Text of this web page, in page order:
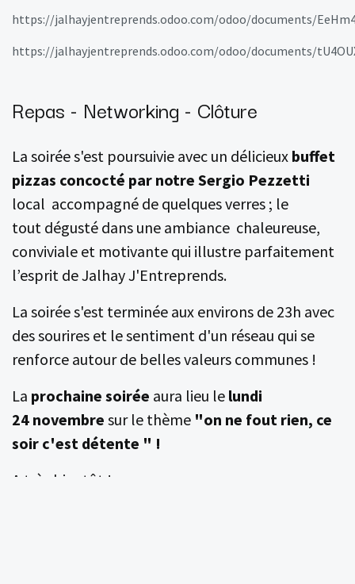
https://jalhayjentreprends.odoo.com/odoo/documents/
https://jalhayjentreprends.odoo.com/odoo/documents/
Repas - Networking - Clôture
La soirée s'est poursuivie avec un délicieux buffet
pizzas concocté par notre Sergio Pezzetti
local accompagné de quelques verres ; le
tout dégusté dans une ambiance chaleureuse,
conviviale et motivante qui illustre parfaitement
l’esprit de Jalhay J'Entreprends.
La soirée s'est terminée aux environs de 23h avec
des sourires et le sentiment d'un réseau qui se
renforce autour de belles valeurs communes !
La prochaine soirée aura lieu le lundi
24 novembre sur le thème "on ne fout rien, ce
soir c'est détente " !
A très bientôt !